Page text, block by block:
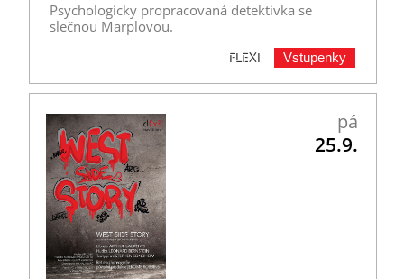
Psychologicky propracovaná detektivka se
slečnou Marplovou.
Vstupenky
FLEXI
pá
25.9.